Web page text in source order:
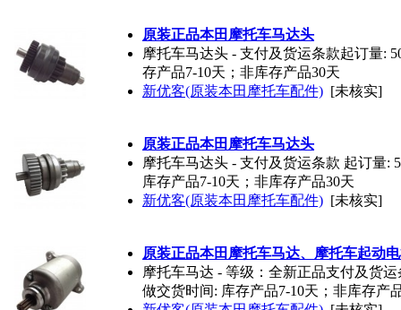
原装正品本田摩托车马达头
摩托车马达头 - 支付及货运条款起订量:
存产品7-10天；非库存产品30天
新优客(原装本田摩托车配件) [未核实]
原装正品本田摩托车马达头
摩托车马达头 - 支付及货运条款 起订量:
库存产品7-10天；非库存产品30天
新优客(原装本田摩托车配件) [未核实]
原装正品本田摩托车马达、摩托车起动
摩托车马达 - 等级：全新正品支付及货
做交货时间: 库存产品7-10天；非库存产